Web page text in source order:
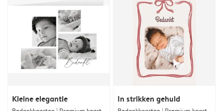
Kleine elegantie In strikken gehuld